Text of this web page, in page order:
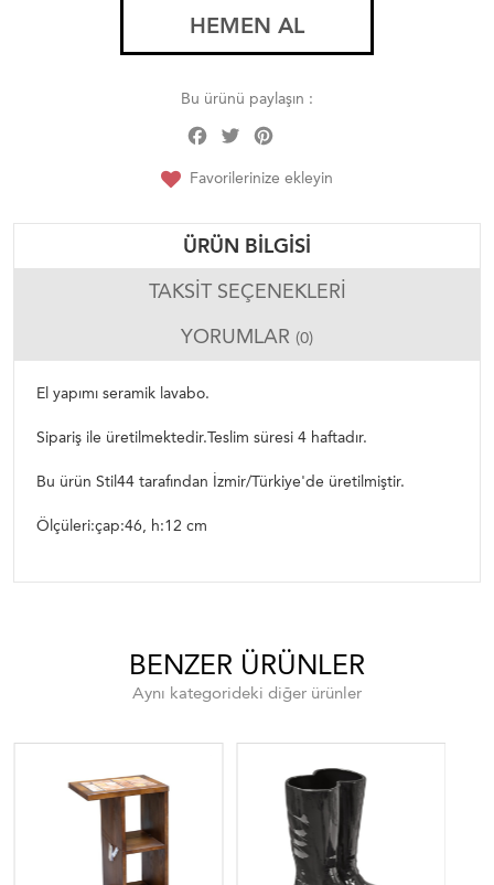
HEMEN AL
Bu ürünü paylaşın :
Facebook
Twitter
Favorilerinize ekleyin
ÜRÜN BILGISI
TAKSIT SEÇENEKLERI
YORUMLAR (0)
El yapımı seramik lavabo.
Sipariş ile üretilmektedir.Teslim süresi 4 haftadır.
Bu ürün Stil44 tarafından İzmir/Türkiye'de üretilmiştir.
Ölçüleri:çap:46, h:12 cm
BENZER ÜRÜNLER
Aynı kategorideki diğer ürünler